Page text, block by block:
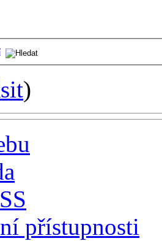
)
přístupnosti